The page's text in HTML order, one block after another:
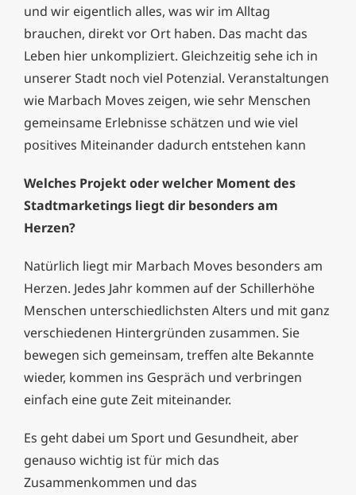
und wir eigentlich alles, was wir im Alltag
brauchen, direkt vor Ort haben. Das macht das
Leben hier unkompliziert. Gleichzeitig sehe ich in
unserer Stadt noch viel Potenzial. Veranstaltungen
wie Marbach Moves zeigen, wie sehr Menschen
gemeinsame Erlebnisse schätzen und wie viel
positives Miteinander dadurch entstehen kann
Welches Projekt oder welcher Moment des
Stadtmarketings liegt dir besonders am
Herzen?
Natürlich liegt mir Marbach Moves besonders am
Herzen. Jedes Jahr kommen auf der Schillerhöhe
Menschen unterschiedlichsten Alters und mit ganz
verschiedenen Hintergründen zusammen. Sie
bewegen sich gemeinsam, treffen alte Bekannte
wieder, kommen ins Gespräch und verbringen
einfach eine gute Zeit miteinander.
Es geht dabei um Sport und Gesundheit, aber
genauso wichtig ist für mich das
Zusammenkommen und das